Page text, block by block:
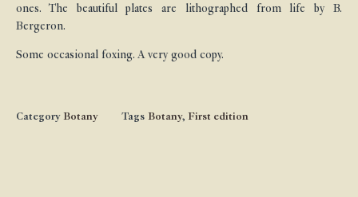
ones. The beautiful plates are lithographed from life by B.
Bergeron.
Some occasional foxing. A very good copy.
Category Botany Tags Botany, First edition